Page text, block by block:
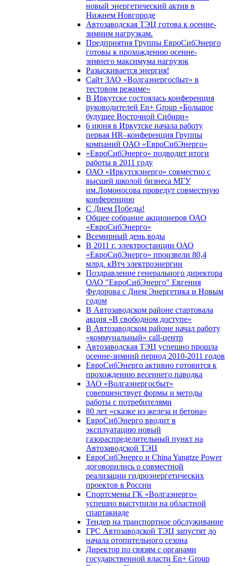
новый энергетический актив в
Нижнем Новгороде
Автозаводская ТЭЦ готова к осенне-
зимним нагрузкам.
Предприятия Группы ЕвроСибЭнерго
готовы к прохождению осенне-
зимнего максимума нагрузок
Разыскивается энергия!
Сайт ЗАО «Волгаэнергосбыт» в
тестовом режиме»
В Иркутске состоялась конференция
руководителей En+ Group «Большое
будущее Восточной Сибири»
6 июня в Иркутске начала работу
первая HR–конференция Группы
компаний ОАО «ЕвроСибЭнерго»
«ЕвроСибЭнерго» подводит итоги
работы в 2011 году
ОАО «Иркутскэнерго» совместно с
высшей школой бизнеса МГУ
им.Ломоносова проведут совместную
конференцию
С Днем Победы!
Общее собрание акционеров ОАО
«ЕвроСибЭнерго»
Всемирный день воды
В 2011 г. электростанции ОАО
«ЕвроСибЭнерго» произвели 80,4
млрд. кВтч электроэнергии
Поздравление генерального директора
ОАО "ЕвроСибЭнерго" Евгения
Федорова с Днем Энергетика и Новым
годом
В Автозаводском районе стартовала
акция «В свободном доступе»
В Автозаводском районе начал работу
«коммунальный» call-центр
Автозаводская ТЭЦ успешно прошла
осенне-зимний период 2010-2011 годов
ЕвроСибЭнерго активно готовится к
прохождению весеннего паводка
ЗАО «Волгаэнергосбыт»
совершенствует формы и методы
работы с потребителями
80 лет «сказке из железа и бетона»
ЕвроСибЭнерго вводит в
эксплуатацию новый
газораспределительный пункт на
Автозаводской ТЭЦ
ЕвроСибЭнерго и China Yangtze Power
договорились о совместной
реализации гидроэнергетических
проектов в России
Спортсмены ГК «Волгаэнерго»
успешно выступили на областной
спартакиаде
Тендер на транспортное обслуживание
ГРС Автозаводской ТЭЦ запустят до
начала отопительного сезона
Директор по связям с органами
государственной власти En+ Group